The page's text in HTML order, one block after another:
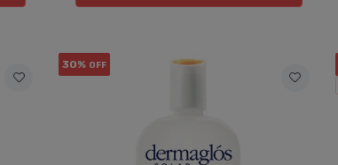
30% OFF